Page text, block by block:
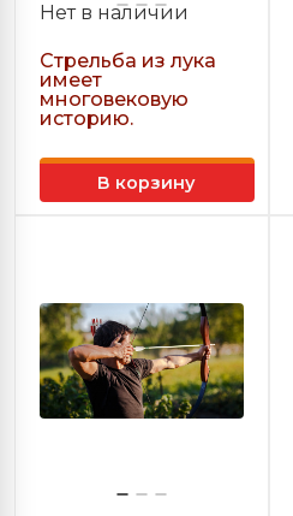
Нет в наличии
Стрельба из лука
имеет
многовековую
историю.
В корзину